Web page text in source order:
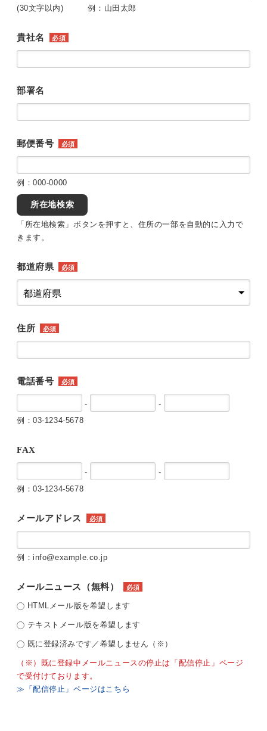
(30文字以内) 例：山田太郎
貴社名 必須
部署名
郵便番号 必須
例：000-0000
所在地検索
「所在地検索」ボタンを押すと、住所の一部を自動的に入力で
きます。
都道府県 必須
住所 必須
電話番号 必須
-
-
例：03-1234-5678
FAX
-
-
例：03-1234-5678
メールアドレス 必須
例：info@example.co.jp
メールニュース（無料） 必須
HTMLメール版を希望します
テキストメール版を希望します
既に登録済みです／希望しません（※）
（※）既に登録中メールニュースの停止は「配信停止」ページ
で受付けております。
≫「配信停止」ページはこちら